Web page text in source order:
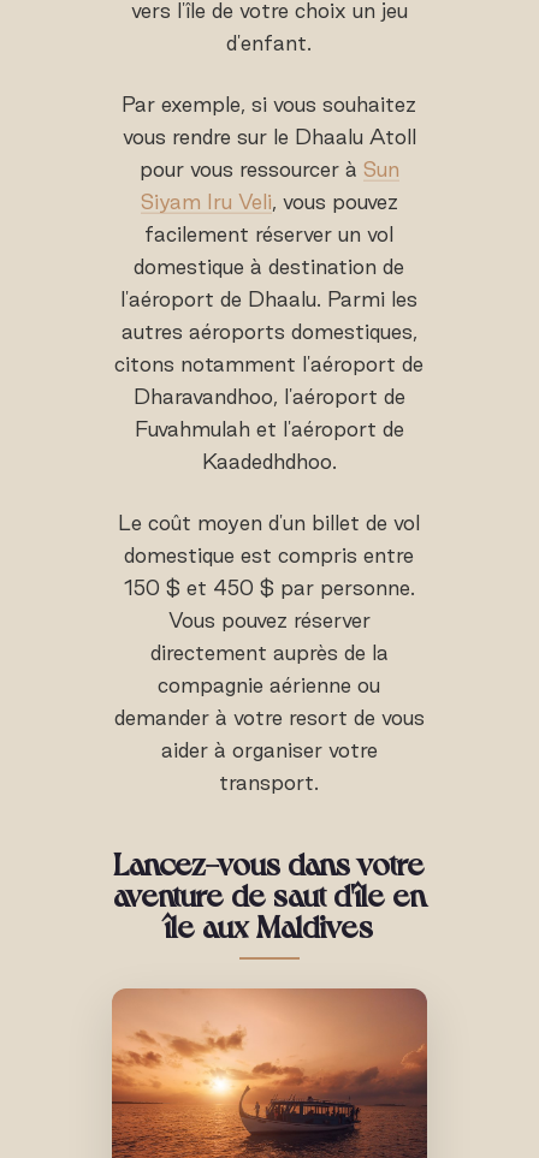
vers l'île de votre choix un jeu
d'enfant.
Par exemple, si vous souhaitez
vous rendre sur le Dhaalu Atoll
pour vous ressourcer à Sun
Siyam Iru Veli, vous pouvez
facilement réserver un vol
domestique à destination de
l'aéroport de Dhaalu. Parmi les
autres aéroports domestiques,
citons notamment l'aéroport de
Dharavandhoo, l'aéroport de
Fuvahmulah et l'aéroport de
Kaadedhdhoo.
Le coût moyen d'un billet de vol
domestique est compris entre
150 $ et 450 $ par personne.
Vous pouvez réserver
directement auprès de la
compagnie aérienne ou
demander à votre resort de vous
aider à organiser votre
transport.
Lancez-vous dans votre
aventure de saut d'île en
île aux Maldives